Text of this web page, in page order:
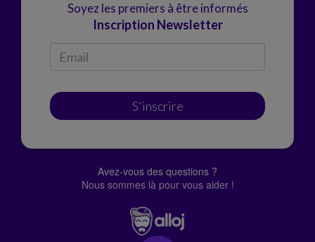
Soyez les premiers à être informés
Inscription Newsletter
S'inscrire
Avez-vous des questions ?
Nous sommes là pour vous aider !